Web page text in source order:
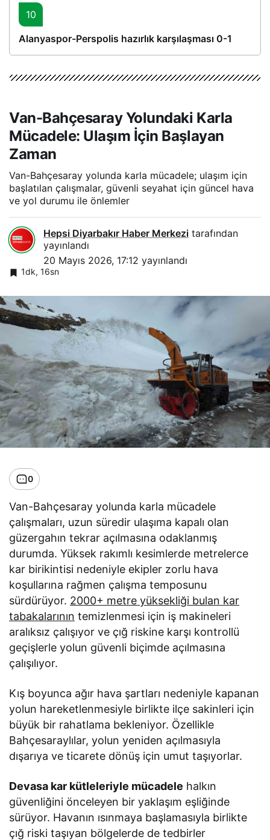
10
Alanyaspor-Perspolis hazırlık karşılaşması 0-1
Van-Bahçesaray Yolundaki Karla
Mücadele: Ulaşım İçin Başlayan
Zaman
Van-Bahçesaray yolunda karla mücadele; ulaşım için
başlatılan çalışmalar, güvenli seyahat için güncel hava
ve yol durumu ile önlemler
Hepsi Diyarbakır Haber Merkezi tarafından
yayınlandı
20 Mayıs 2026, 17:12 yayınlandı
1dk, 16sn
0
Van-Bahçesaray yolunda karla mücadele
çalışmaları, uzun süredir ulaşıma kapalı olan
güzergahın tekrar açılmasına odaklanmış
durumda. Yüksek rakımlı kesimlerde metrelerce
kar birikintisi nedeniyle ekipler zorlu hava
koşullarına rağmen çalışma temposunu
sürdürüyor. 2000+ metre yüksekliği bulan kar
tabakalarının temizlenmesi için iş makineleri
aralıksız çalışıyor ve çığ riskine karşı kontrollü
geçişlerle yolun güvenli biçimde açılmasına
çalışılıyor.
Kış boyunca ağır hava şartları nedeniyle kapanan
yolun hareketlenmesiyle birlikte ilçe sakinleri için
büyük bir rahatlama bekleniyor. Özellikle
Bahçesaraylılar, yolun yeniden açılmasıyla
dışarıya ve ticarete dönüş için umut taşıyorlar.
Devasa kar kütleleriyle mücadele halkın
güvenliğini önceleyen bir yaklaşım eşliğinde
sürüyor. Havanın ısınmaya başlamasıyla birlikte
çığ riski taşıyan bölgelerde de tedbirler